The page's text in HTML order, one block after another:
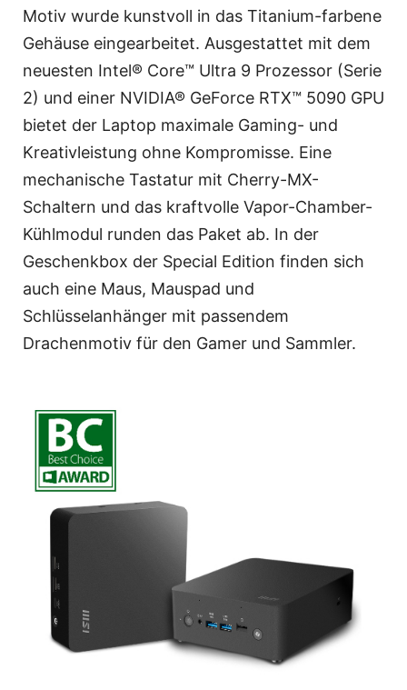
Motiv wurde kunstvoll in das Titanium-farbene
Gehäuse eingearbeitet. Ausgestattet mit dem
neuesten Intel® Core™ Ultra 9 Prozessor (Serie
2) und einer NVIDIA® GeForce RTX™ 5090 GPU
bietet der Laptop maximale Gaming- und
Kreativleistung ohne Kompromisse. Eine
mechanische Tastatur mit Cherry-MX-
Schaltern und das kraftvolle Vapor-Chamber-
Kühlmodul runden das Paket ab. In der
Geschenkbox der Special Edition finden sich
auch eine Maus, Mauspad und
Schlüsselanhänger mit passendem
Drachenmotiv für den Gamer und Sammler.